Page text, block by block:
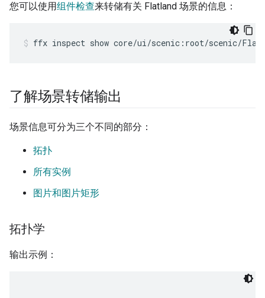
您可以使用组件检查来转储有关 Flatland 场景的信息：
ffx inspect show core/ui/scenic:root/scenic/
了解场景转储输出
场景信息可分为三个不同的部分：
拓扑
所有实例
图片和图片矩形
拓扑学
输出示例：